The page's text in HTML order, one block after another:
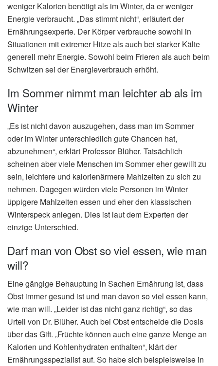
weniger Kalorien benötigt als im Winter, da er weniger
Energie verbraucht. „Das stimmt nicht“, erläutert der
Ernährungsexperte. Der Körper verbrauche sowohl in
Situationen mit extremer Hitze als auch bei starker Kälte
generell mehr Energie. Sowohl beim Frieren als auch beim
Schwitzen sei der Energieverbrauch erhöht.
Im Sommer nimmt man leichter ab als im
Winter
„Es ist nicht davon auszugehen, dass man im Sommer
oder im Winter unterschiedlich gute Chancen hat,
abzunehmen“, erklärt Professor Blüher. Tatsächlich
scheinen aber viele Menschen im Sommer eher gewillt zu
sein, leichtere und kalorienärmere Mahlzeiten zu sich zu
nehmen. Dagegen würden viele Personen im Winter
üppigere Mahlzeiten essen und eher den klassischen
Winterspeck anlegen. Dies ist laut dem Experten der
einzige Unterschied.
Darf man von Obst so viel essen, wie man
will?
Eine gängige Behauptung in Sachen Ernährung ist, dass
Obst immer gesund ist und man davon so viel essen kann,
wie man will. „Leider ist das nicht ganz richtig“, so das
Urteil von Dr. Blüher. Auch bei Obst entscheide die Dosis
über das Gift. „Früchte können auch eine ganze Menge an
Kalorien und Kohlenhydraten enthalten“, klärt der
Ernährungsspezialist auf. So habe sich beispielsweise in